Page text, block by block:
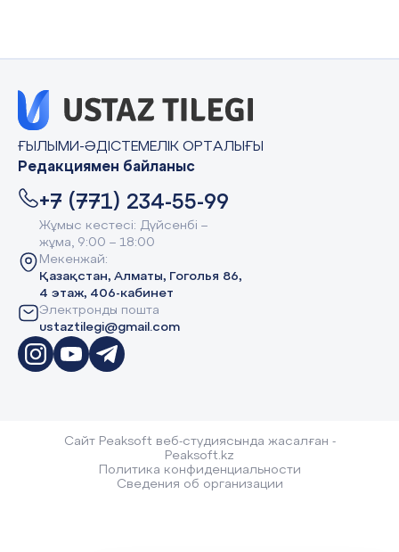
ҒЫЛЫМИ-ӘДІСТЕМЕЛІК ОРТАЛЫҒЫ
Редакциямен байланыс
+7 (771) 234-55-99
Жұмыс кестесі: Дүйсенбі –
жұма, 9:00 – 18:00
Мекенжай:
Қазақстан, Алматы, Гоголья 86,
4 этаж, 406-кабинет
Электронды пошта
ustaztilegi@gmail.com
Сайт Peaksoft веб-студиясында жасалған -
Peaksoft.kz
Политика конфиденциальности
Сведения об организации